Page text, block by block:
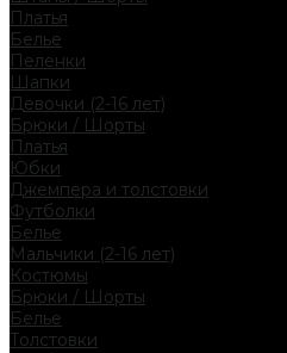
Платья
Белье
Пеленки
Шапки
Девочки (2-16 лет)
Брюки / Шорты
Платья
Юбки
Джемпера и толстовки
Футболки
Белье
Мальчики (2-16 лет)
Костюмы
Брюки / Шорты
Белье
Толстовки